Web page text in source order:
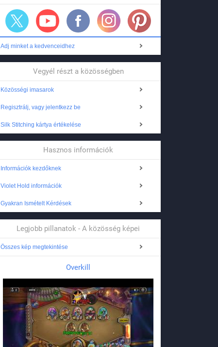
Adj minket a kedvenceidhez
Vegyél részt a közösségben
Közösségi imasarok
Regisztrálj, vagy jelentkezz be
Silk Stitching kártya értékelése
Hasznos információk
Információk kezdőknek
Violet Hold információk
Gyakran Ismételt Kérdések
Legjobb pillanatok - A közösség képei
Összes kép megtekintése
Overkill